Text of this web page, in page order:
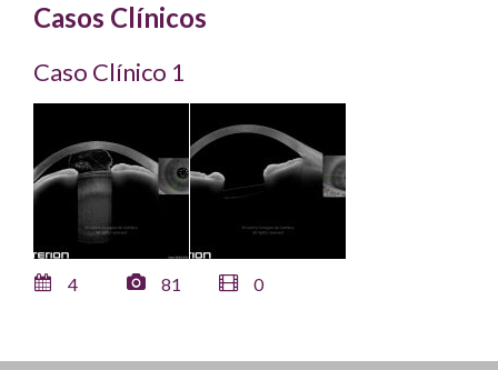
Casos Clínicos
Caso Clínico 1
4 81 0